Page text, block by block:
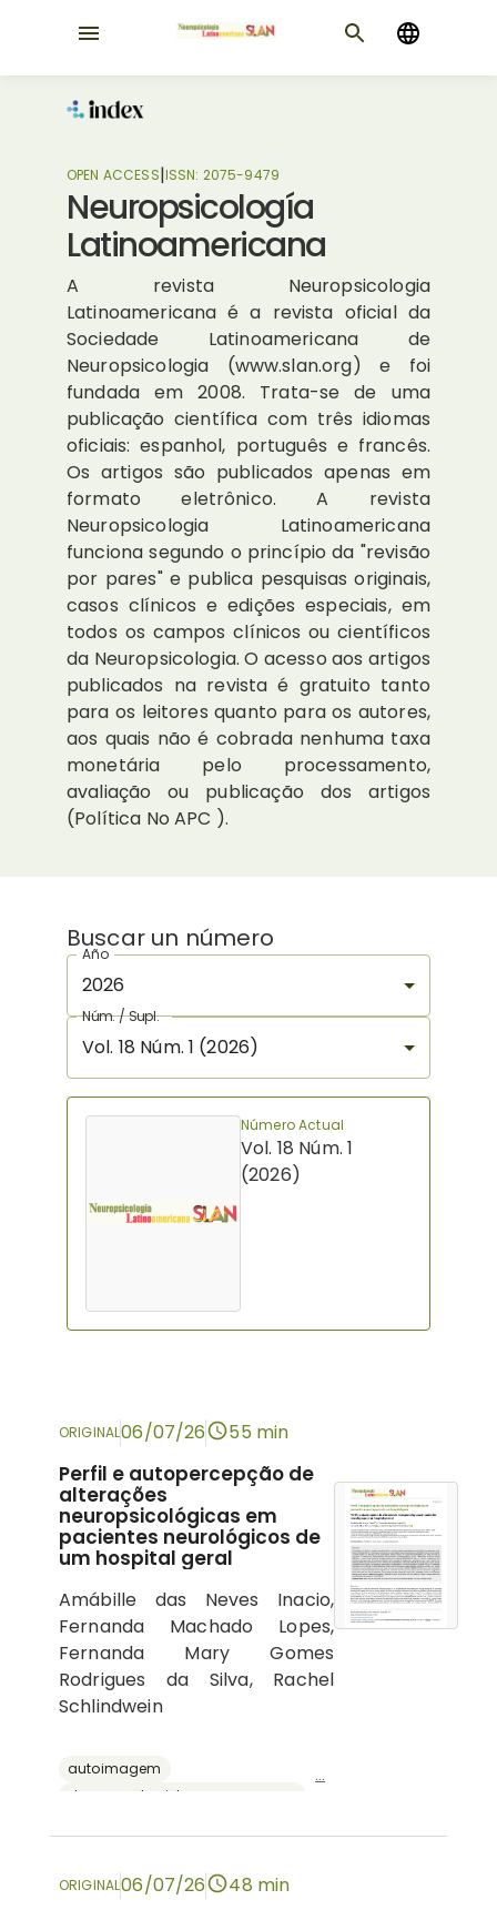
OPEN ACCESS|ISSN: 2075-9479
Neuropsicología
Latinoamericana
A revista Neuropsicologia
Latinoamericana é a revista oficial da
Sociedade Latinoamericana de
Neuropsicologia (www.slan.org) e foi
fundada em 2008. Trata-se de uma
publicação científica com três idiomas
oficiais: espanhol, português e francês.
Os artigos são publicados apenas em
formato eletrônico. A revista
Neuropsicologia Latinoamericana
funciona segundo o princípio da "revisão
por pares" e publica pesquisas originais,
casos clínicos e edições especiais, em
todos os campos clínicos ou científicos
da Neuropsicologia. O acesso aos artigos
publicados na revista é gratuito tanto
para os leitores quanto para os autores,
aos quais não é cobrada nenhuma taxa
monetária pelo processamento,
avaliação ou publicação dos artigos
(Política No APC ).
Buscar un número
Año
2026
Núm. / Supl.
Vol. 18 Núm. 1 (2026)
Número Actual
Vol. 18 Núm. 1
(2026)
ORIGINAL06/07/26 55 min
Perfil e autopercepção de
alterações
neuropsicológicas em
pacientes neurológicos de
um hospital geral
Amábille das Neves Inacio,
Fernanda Machado Lopes,
Fernanda Mary Gomes
Rodrigues da Silva, Rachel
Schlindwein
autoimagem
...
ORIGINAL06/07/26 48 min